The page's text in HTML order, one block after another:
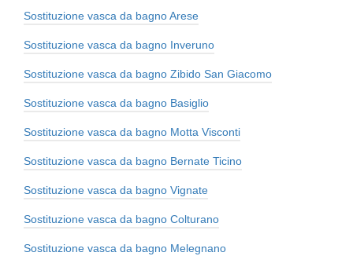
Sostituzione vasca da bagno Arese
Sostituzione vasca da bagno Inveruno
Sostituzione vasca da bagno Zibido San Giacomo
Sostituzione vasca da bagno Basiglio
Sostituzione vasca da bagno Motta Visconti
Sostituzione vasca da bagno Bernate Ticino
Sostituzione vasca da bagno Vignate
Sostituzione vasca da bagno Colturano
Sostituzione vasca da bagno Melegnano